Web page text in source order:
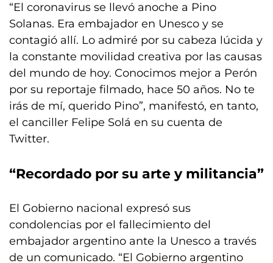
“El coronavirus se llevó anoche a Pino
Solanas. Era embajador en Unesco y se
contagió allí. Lo admiré por su cabeza lúcida y
la constante movilidad creativa por las causas
del mundo de hoy. Conocimos mejor a Perón
por su reportaje filmado, hace 50 años. No te
irás de mí, querido Pino”, manifestó, en tanto,
el canciller Felipe Solá en su cuenta de
Twitter.
“Recordado por su arte y militancia”
El Gobierno nacional expresó sus
condolencias por el fallecimiento del
embajador argentino ante la Unesco a través
de un comunicado. “El Gobierno argentino